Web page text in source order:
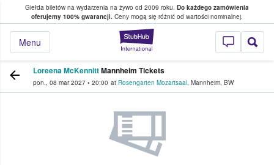
Giełda biletów na wydarzenia na żywo od 2009 roku. Do każdego zamówienia
oferujemy 100% gwarancji. Ceny mogą się różnić od wartości nominalnej.
StubHub —
Menu
w którym fani i kibice kupują i
Loreena McKennittMannheim Tickets
pon., 08 mar 2027 • 20:00 at Rosengarten Mozartsaal, Mannheim, BW